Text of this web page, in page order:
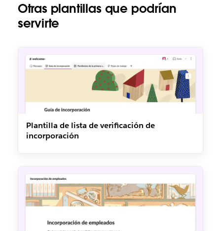
Otras plantillas que podrían
servirte
Plantilla de lista de verificación de
incorporación